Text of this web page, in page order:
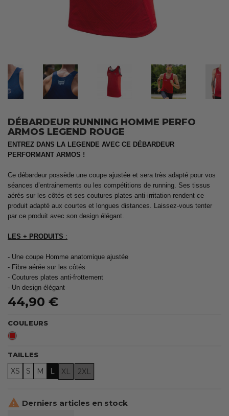
DÉBARDEUR RUNNING HOMME PERFO
ARMOS LEGEND ROUGE
ENTREZ DANS LA LEGENDE AVEC CE DÉBARDEUR
PERFORMANT ARMOS !
Ce débardeur possède une coupe ajustée et sera très adapté pour vos
séances d’entrainements ou les compétitions de running. Ses tissus
aérés sur les côtés et ses coutures plates anti-irritation rendent ce
produit adapté aux courtes et longues distances. Laissez-vous tenter
par ce produit avec son design élégant.
LES + PRODUITS :
- Une coupe Homme anatomique ajustée
- Fibre aérée sur les côtés
- Coutures plates anti-frottement
- Un design élégant
44,90 €
COULEURS
Rouge
TAILLES
XS S M L XL 2XL
 Derniers articles en stock